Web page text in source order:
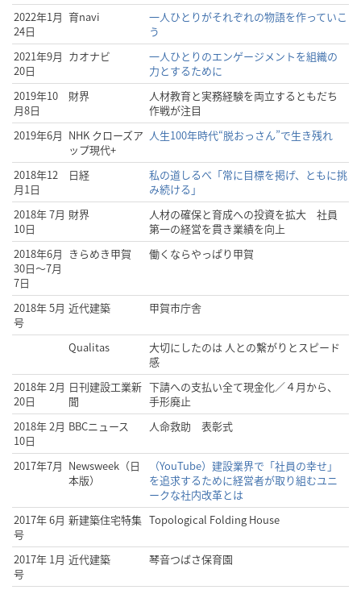
2022年1月
24日
育navi
一人ひとりがそれぞれの物語を作っていこ
う
2021年9月
20日
カオナビ
一人ひとりのエンゲージメントを組織の
力とするために
2019年10
月8日
財界
人材教育と実務経験を両立するともだち
作戦が注目
2019年6月 NHK クローズア
ップ現代+
人生100年時代“脱おっさん”で生き残れ
2018年12
月1日
日経
私の道しるべ「常に目標を掲げ、ともに挑
み続ける」
2018年 7月
10日
財界
人材の確保と育成への投資を拡大 社員
第一の経営を貫き業績を向上
2018年6月
30日～7月
7日
きらめき甲賀 働くならやっぱり甲賀
2018年 5月
号
近代建築 甲賀市庁舎
Qualitas
大切にしたのは 人との繋がりとスピード
感
2018年 2月
20日
日刊建設工業新
聞
下請への支払い全て現金化／４月から、
手形廃止
2018年 2月
10日
BBCニュース 人命救助 表彰式
2017年7月 Newsweek（日
本版）
（YouTube）建設業界で「社員の幸せ」
を追求するために経営者が取り組むユニ
ークな社内改革とは
2017年 6月
号
新建築住宅特集 Topological Folding House
2017年 1月
号
近代建築 琴音つばさ保育園